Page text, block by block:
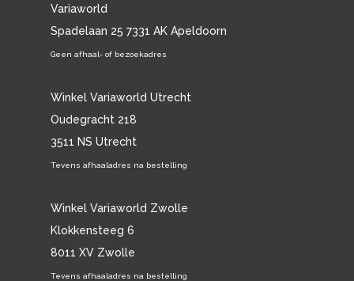
Variaworld
Spadelaan 25 7331 AK Apeldoorn
Geen afhaal- of bezoekadres
Winkel Variaworld Utrecht
Oudegracht 218
3511 NS Utrecht
Tevens afhaaladres na bestelling
Winkel Variaworld Zwolle
Klokkensteeg 6
8011 XV Zwolle
Tevens afhaaladres na bestelling